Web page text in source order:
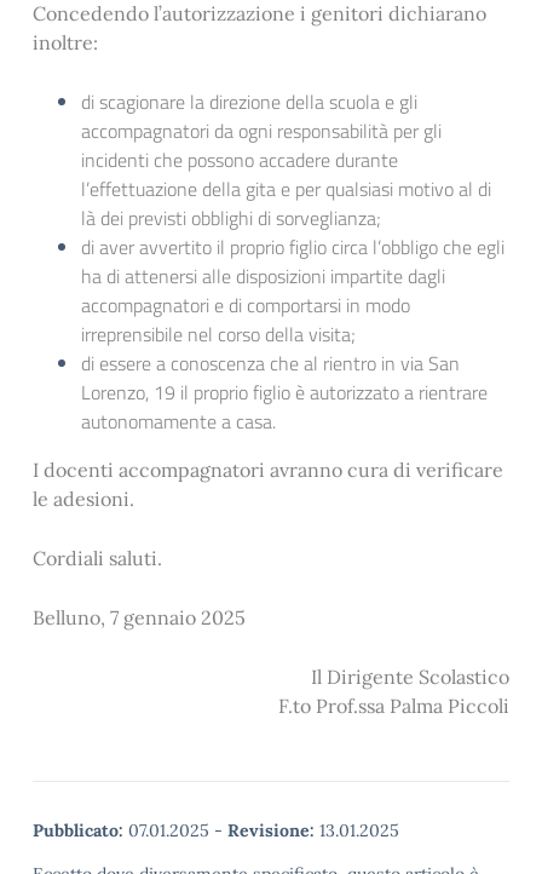
Concedendo l’autorizzazione i genitori dichiarano
inoltre:
di scagionare la direzione della scuola e gli
accompagnatori da ogni responsabilità per gli
incidenti che possono accadere durante
l’effettuazione della gita e per qualsiasi motivo al di
là dei previsti obblighi di sorveglianza;
di aver avvertito il proprio figlio circa l’obbligo che egli
ha di attenersi alle disposizioni impartite dagli
accompagnatori e di comportarsi in modo
irreprensibile nel corso della visita;
di essere a conoscenza che al rientro in via San
Lorenzo, 19 il proprio figlio è autorizzato a rientrare
autonomamente a casa.
I docenti accompagnatori avranno cura di verificare
le adesioni.
Cordiali saluti.
Belluno, 7 gennaio 2025
Il Dirigente Scolastico
F.to Prof.ssa Palma Piccoli
Pubblicato: 07.01.2025 - Revisione: 13.01.2025